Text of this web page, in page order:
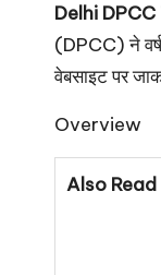
Delhi
(DPCC) ने
वेबसाइट पर
Overview
Also Read